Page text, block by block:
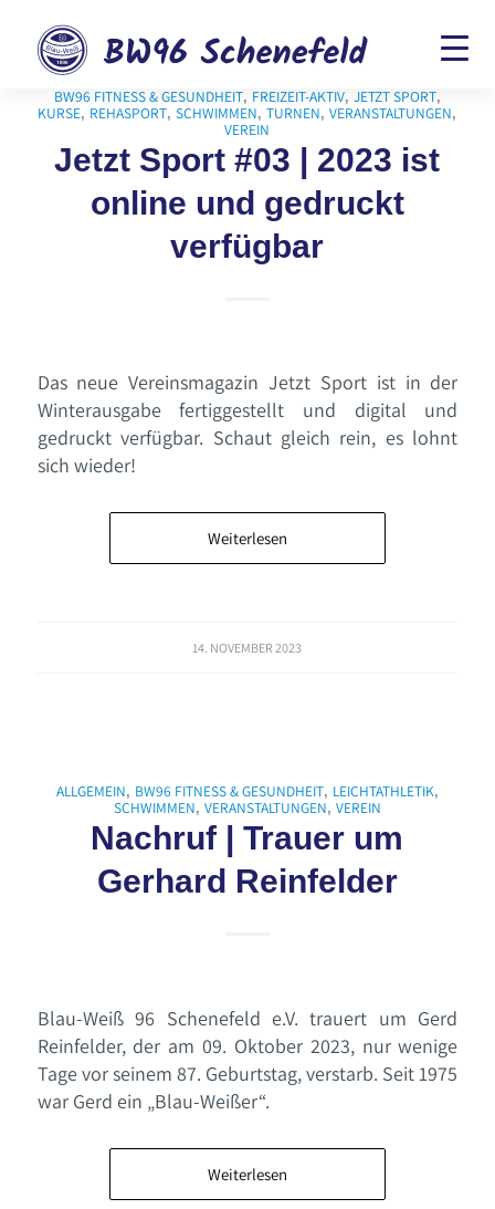
BW96 FITNESS & GESUNDHEIT, FREIZEIT-AKTIV, JETZT SPORT,
KURSE, REHASPORT,SCHWIMMEN,TURNEN,VERANSTALTUNGEN,
VEREIN
Jetzt Sport #03 | 2023 ist
online und gedruckt
verfügbar
Das neue Vereinsmagazin Jetzt Sport ist in der
Winterausgabe fertiggestellt und digital und
gedruckt verfügbar. Schaut gleich rein, es lohnt
sich wieder!
Weiterlesen
14. NOVEMBER 2023
ALLGEMEIN, BW96 FITNESS & GESUNDHEIT, LEICHTATHLETIK,
SCHWIMMEN, VERANSTALTUNGEN, VEREIN
Nachruf | Trauer um
Gerhard Reinfelder
Blau-Weiß 96 Schenefeld e.V. trauert um Gerd
Reinfelder, der am 09. Oktober 2023, nur wenige
Tage vor seinem 87. Geburtstag, verstarb. Seit 1975
war Gerd ein „Blau-Weißer“.
Weiterlesen